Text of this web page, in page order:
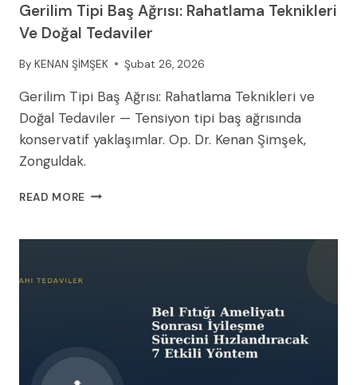
Gerilim Tipi Baş Ağrısı: Rahatlama Teknikleri
Ve Doğal Tedaviler
By KENAN ŞİMŞEK Şubat 26, 2026
Gerilim Tipi Baş Ağrısı: Rahatlama Teknikleri ve
Doğal Tedaviler — Tensiyon tipi baş ağrısında
konservatif yaklaşımlar. Op. Dr. Kenan Şimşek,
Zonguldak.
READ MORE GERILIM
AĞRISI: